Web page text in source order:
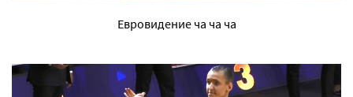
Евровидение ча ча ча